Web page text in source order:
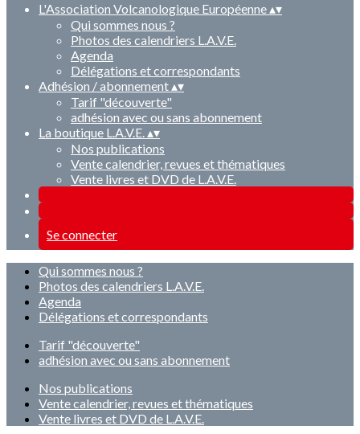
L'Association Volcanologique Européenne▴▾
Qui sommes nous ?
Photos des calendriers L.A.V.E.
Agenda
Délégations et correspondants
Adhésion / abonnement▴▾
Tarif "découverte"
adhésion avec ou sans abonnement
La boutique L.A.V.E.▴▾
Nos publications
Vente calendrier, revues et thématiques
Vente livres et DVD de L.A.V.E.
Se connecter
Qui sommes nous ?
Photos des calendriers L.A.V.E.
Agenda
Délégations et correspondants
Tarif "découverte"
adhésion avec ou sans abonnement
Nos publications
Vente calendrier, revues et thématiques
Vente livres et DVD de L.A.V.E.